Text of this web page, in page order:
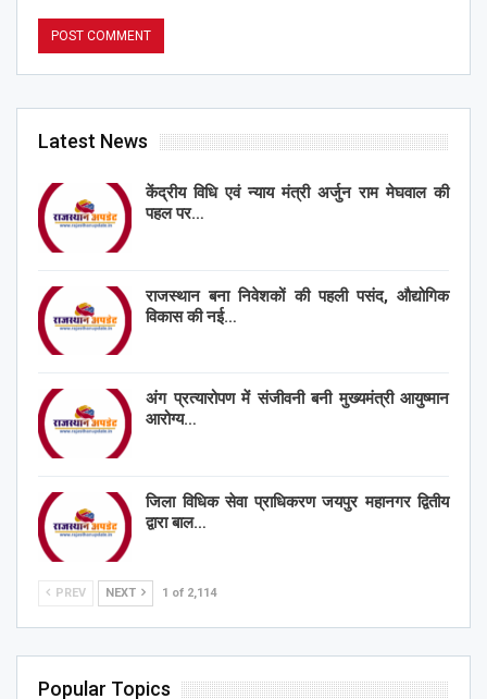
Latest News
केंद्रीय विधि एवं न्याय मंत्री अर्जुन राम मेघवाल की
पहल पर…
राजस्थान बना निवेशकों की पहली पसंद, औद्योगिक
विकास की नई…
अंग प्रत्यारोपण में संजीवनी बनी मुख्यमंत्री आयुष्मान
आरोग्य…
जिला विधिक सेवा प्राधिकरण जयपुर महानगर द्वितीय
द्वारा बाल…
PREV NEXT 1 of 2,114
Popular Topics